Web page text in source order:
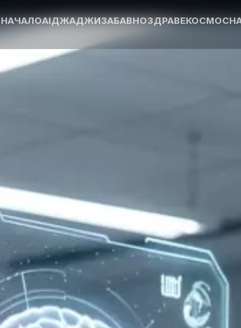
НАЧАЛОAIДЖАДЖИЗАБАВНОЗДРАВЕКОСМОС